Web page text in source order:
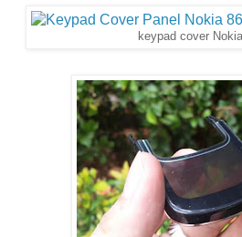
keypad cover